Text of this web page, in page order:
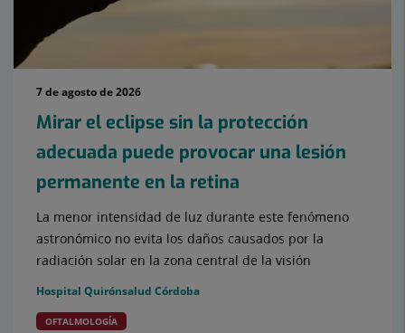
7 de agosto de 2026
Mirar el eclipse sin la protección
adecuada puede provocar una lesión
permanente en la retina
La menor intensidad de luz durante este fenómeno
astronómico no evita los daños causados por la
radiación solar en la zona central de la visión
Hospital Quirónsalud Córdoba
OFTALMOLOGÍA